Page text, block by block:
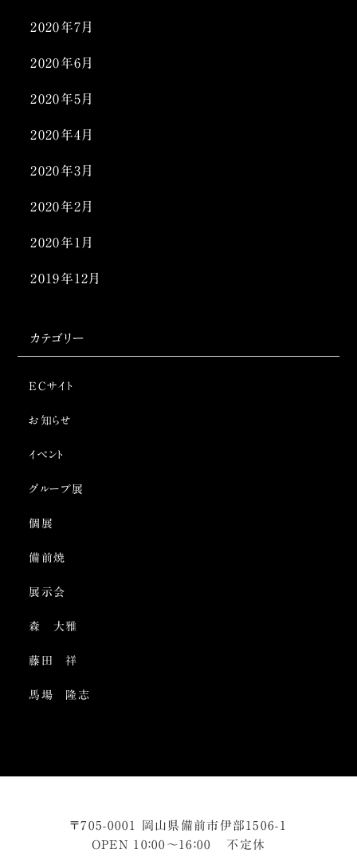
2020年7月
2020年6月
2020年5月
2020年4月
2020年3月
2020年2月
2020年1月
2019年12月
カテゴリー
ECサイト
お知らせ
イベント
グループ展
個展
備前焼
展示会
森 大雅
藤田 祥
馬場 隆志
〒705-0001 岡山県備前市伊部1506-1
OPEN 10：00～16：00 不定休